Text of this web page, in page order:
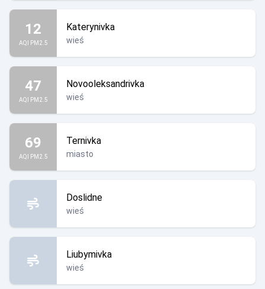
12
AQI PM2.5
Katerynivka
wieś
47
AQI PM2.5
Novooleksandrivka
wieś
69
AQI PM2.5
Ternivka
miasto
Doslidne
wieś
Liubymivka
wieś